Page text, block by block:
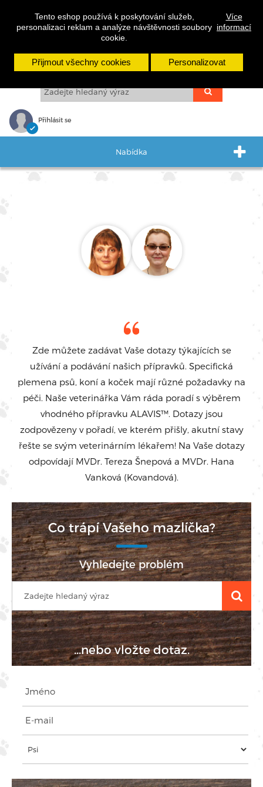
Tento eshop používá k poskytování služeb,
personalizaci reklam a analýze návštěvnosti soubory
cookie.
Více
informací
Přijmout všechny cookies Personalizovat
Přihlásit se
Nabídka
Zde můžete zadávat Vaše dotazy týkajících se
užívání a podávání našich přípravků. Specifická
plemena psů, koní a koček mají různé požadavky na
péči. Naše veterinářka Vám ráda poradí s výběrem
vhodného přípravku ALAVIS™. Dotazy jsou
zodpovězeny v pořadí, ve kterém přišly, akutní stavy
řešte se svým veterinárním lékařem! Na Vaše dotazy
odpovídají MVDr. Tereza Šnepová a MVDr. Hana
Vanková (Kovandová).
Co trápí Vašeho mazlíčka?
Vyhledejte problém
...nebo vložte dotaz.